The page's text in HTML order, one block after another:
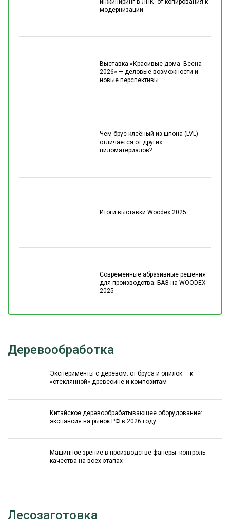
инжиниринг в ЛПК: от копирования к
модернизации
Выставка «Красивые дома. Весна
2026» — деловые возможности и
новые перспективы
Чем брус клеёный из шпона (LVL)
отличается от других
пиломатериалов?
Итоги выставки Woodex 2025
Современные абразивные решения
для производства: БАЗ на WOODEX
2025
Деревообработка
Эксперименты с деревом: от бруса и опилок — к
«стеклянной» древесине и композитам
Китайское деревообрабатывающее оборудование:
экспансия на рынок РФ в 2026 году
Машинное зрение в производстве фанеры: контроль
качества на всех этапах
Лесозаготовка